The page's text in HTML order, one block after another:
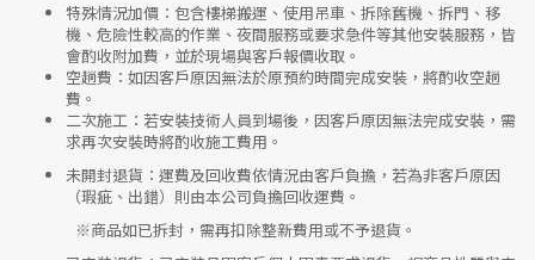
特殊情況加價 ：包含樓梯搬運、使用吊車、拆除舊機、拆門、移
機、危險性較高的作業、夜間服務或要求急件等其他安裝服務，皆
會酌收附加費，並於現場與客戶報價收取。
空趟費 ：如因客戶原因無法於原預約時間完成安裝，將酌收空趟
費。
二次施工 ：若安裝技術人員到場後，因客戶原因無法完成安裝，需
求再次安裝時將酌收施工費用。
未開封退貨 ：運費及回收費依情況由客戶負擔，若為非客戶原因
（瑕疵、出錯）則由本公司負擔回收運費。
※商品如已拆封，需再扣除整新費用或不予退貨。